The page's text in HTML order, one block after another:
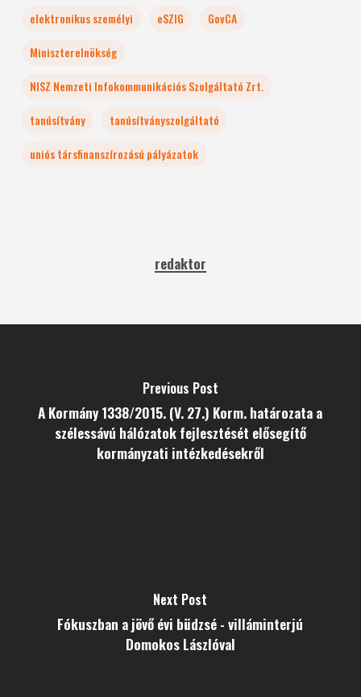
elektronikus személyi
eSZIG
GovCA
Miniszterelnökség
NISZ Nemzeti Infokommunikációs Szolgáltató Zrt.
tanúsítvány
tanúsítványszolgáltató
uniós társfinanszírozású pályázatok
redaktor
Previous Post
A Kormány 1338/2015. (V. 27.) Korm. határozata a
szélessávú hálózatok fejlesztését elősegítő
kormányzati intézkedésekről
Next Post
Fókuszban a jövő évi büdzsé - villáminterjú
Domokos Lászlóval